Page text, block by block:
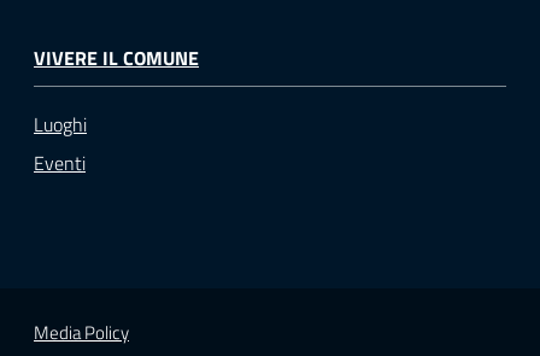
VIVERE IL COMUNE
Luoghi
Eventi
Media Policy